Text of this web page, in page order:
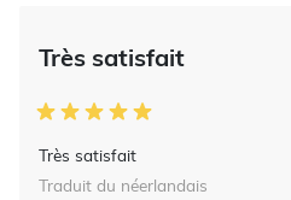
Très satisfait
Très satisfait
Traduit du néerlandais